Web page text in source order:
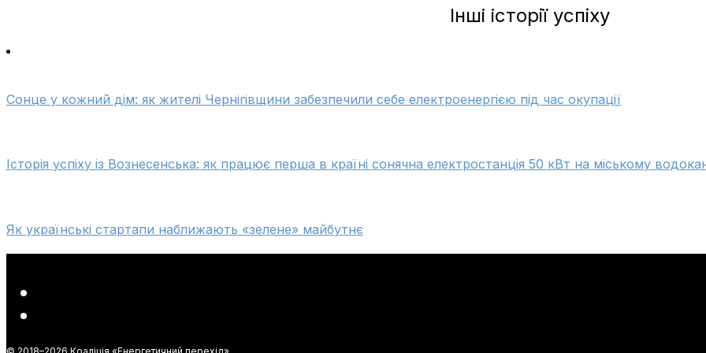
Iнші історiї успiху
Сонце у кожний дім: як жителі Чернігівщини забезпечили себе електроенергією під час окупації
Історія успіху із Вознесенська: як працює перша в країні сонячна електростанція 50 кВт на міському
Як українські стартапи наближають «зелене» майбутнє